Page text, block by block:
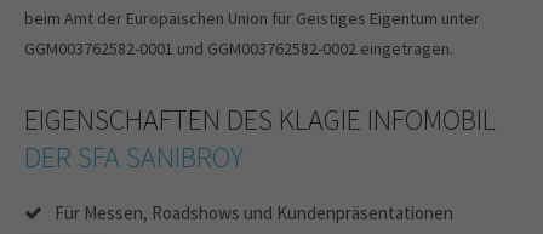
beim Amt der Europäischen Union für Geistiges Eigentum unter
GGM003762582-0001 und GGM003762582-0002 eingetragen.
EIGENSCHAFTEN DES KLAGIE INFOMOBIL
DER SFA SANIBROY
Für Messen, Roadshows und Kundenpräsentationen